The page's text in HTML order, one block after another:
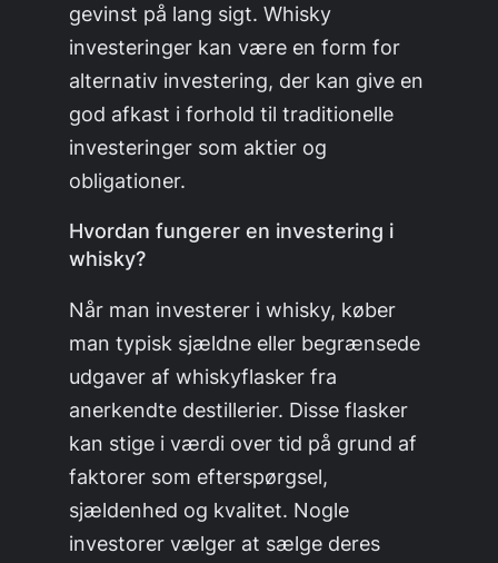
gevinst på lang sigt. Whisky
investeringer kan være en form for
alternativ investering, der kan give en
god afkast i forhold til traditionelle
investeringer som aktier og
obligationer.
Hvordan fungerer en investering i
whisky?
Når man investerer i whisky, køber
man typisk sjældne eller begrænsede
udgaver af whiskyflasker fra
anerkendte destillerier. Disse flasker
kan stige i værdi over tid på grund af
faktorer som efterspørgsel,
sjældenhed og kvalitet. Nogle
investorer vælger at sælge deres